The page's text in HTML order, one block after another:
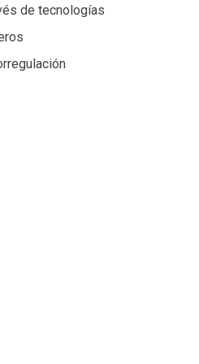
de tecnologías